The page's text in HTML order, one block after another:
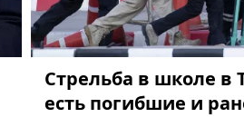
Стрельба в школе в
есть погибшие и